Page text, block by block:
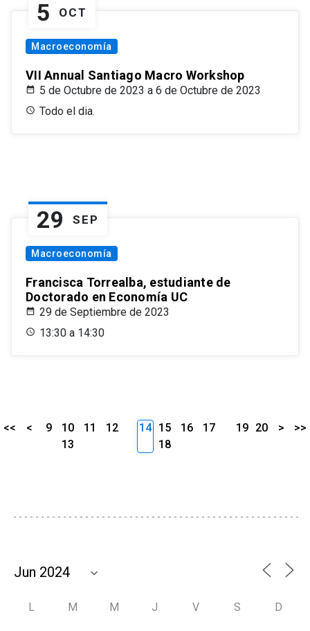
5 OCT
Macroeconomía
VII Annual Santiago Macro Workshop
5 de Octubre de 2023 a 6 de Octubre de 2023
Todo el dia.
29 SEP
Macroeconomía
Francisca Torrealba, estudiante de
Doctorado en Economía UC
29 de Septiembre de 2023
13:30 a 14:30
<< < 9 10 11
12
13
14 15 16
17
18
19 20 > >>
L M M J V S D